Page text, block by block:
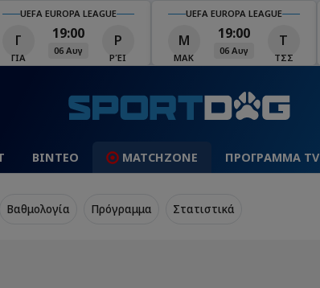
UEFA EUROPA LEAGUE
Γ
ΓΙΑ
19:00
06 Αυγ
Ρ
ΡΈΙ
UEFA EUROPA LEAGUE
Μ
ΜΑΚ
19:00
06 Αυγ
Τ
ΤΣΣ
ΒΙΝΤΕΟ MATCHZONE ΠΡΟΓΡΑΜΜΑ TV
Βαθμολογία Πρόγραμμα Στατιστικά